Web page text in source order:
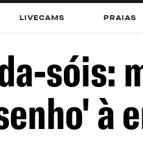
LIVECAMS PRAIAS
sóis:
à